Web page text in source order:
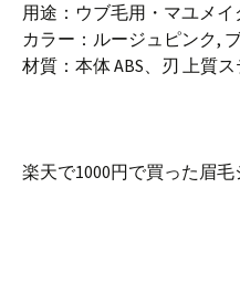
用途：ウブ毛用・マユメイ
カラー：ルージュピンク,
材質：本体 ABS、刃 上質
楽天で1000円で買った眉毛